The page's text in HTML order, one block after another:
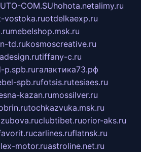
COM.SUhohota.netalimy.ru
vostoka.ruotdelkaexp.ru
mebelshop.msk.ru
td.rukosmoscreative.ru
tiffany-c.ru
p.spb.ruгалактика73.рф
spb.rufotsis.rutesiaes.ru
kazan.rumossilver.ru
tochkazvuka.msk.ru
clubtibet.ruorior-aks.ru
carlines.ruflatnsk.ru
motor.ruastroline.net.ru